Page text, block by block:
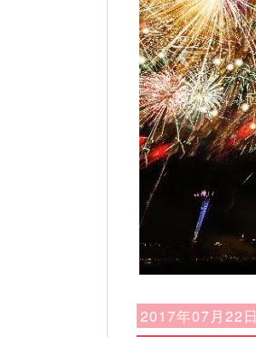
Previous
2017年07月22日